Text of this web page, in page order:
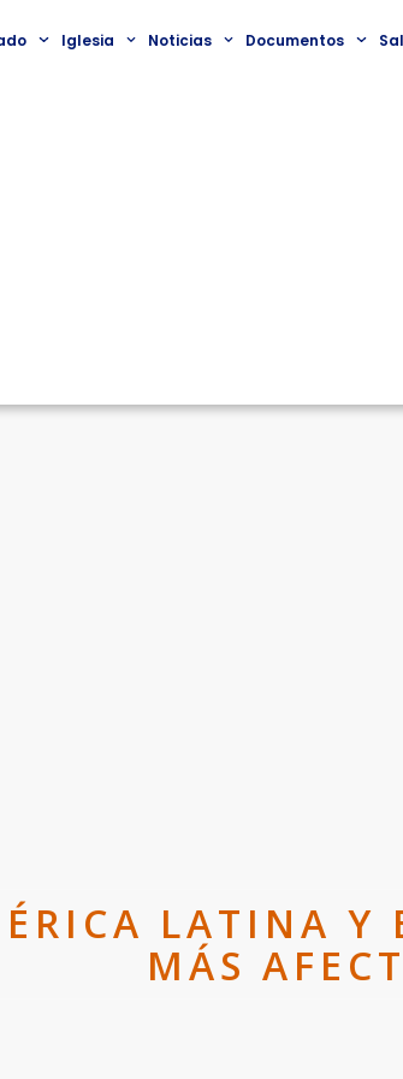
Iglesia Noticias Documentos
LATINA Y
MÁS